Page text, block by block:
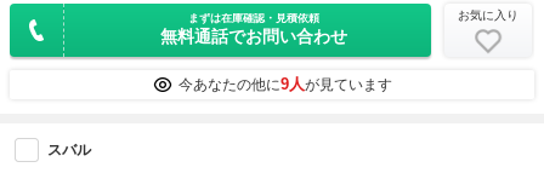
まずは在庫確認・見積依頼
無料通話でお問い合わせ
お気に入り
今あなたの他に9人が見ています
スバル